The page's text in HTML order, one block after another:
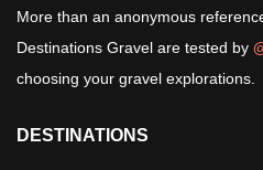
More than an anonymous
Destinations Gravel are tested by
choosing your gravel explorations.
DESTINATIONS